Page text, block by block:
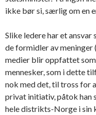
ikke bør si, særlig om en
Slike ledere har et
de formidler av meninger
medier blir oppfattet
mennesker, som i dette
nok med det, til tross for
privat initiativ, påtok han
hele distrikts-Norge i sin